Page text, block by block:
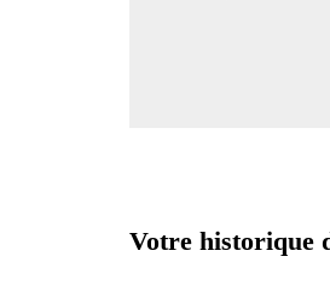
Votre historique